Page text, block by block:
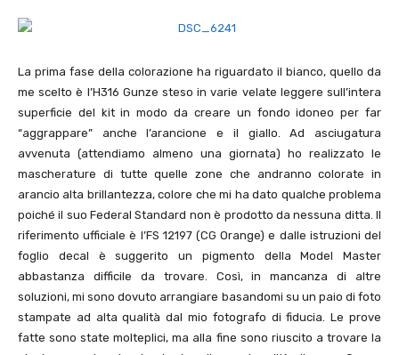
La prima fase della colorazione ha riguardato il bianco, quello da
me scelto è l’H316 Gunze steso in varie velate leggere sull’intera
superficie del kit in modo da creare un fondo idoneo per far
“aggrappare” anche l’arancione e il giallo. Ad asciugatura
avvenuta (attendiamo almeno una giornata) ho realizzato le
mascherature di tutte quelle zone che andranno colorate in
arancio alta brillantezza, colore che mi ha dato qualche problema
poiché il suo Federal Standard non è prodotto da nessuna ditta. Il
riferimento ufficiale è l’FS 12197 (CG Orange) e dalle istruzioni del
foglio decal è suggerito un pigmento della Model Master
abbastanza difficile da trovare. Così, in mancanza di altre
soluzioni, mi sono dovuto arrangiare basandomi su un paio di foto
stampate ad alta qualità dal mio fotografo di fiducia. Le prove
fatte sono state molteplici, ma alla fine sono riuscito a trovare la